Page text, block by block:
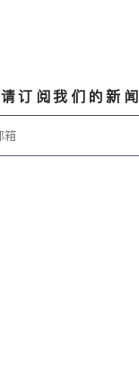
请订阅我们的新闻